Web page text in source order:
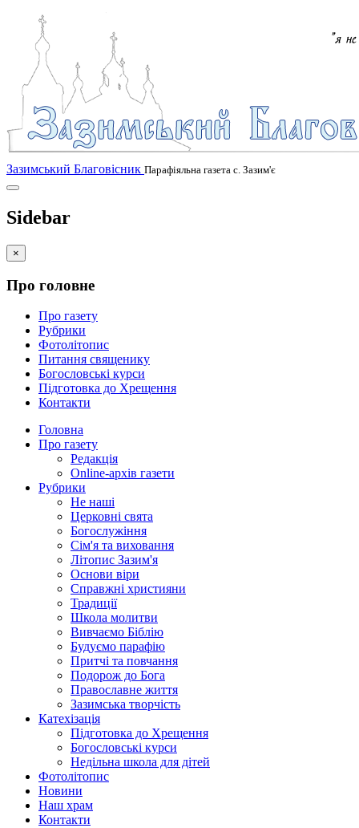
Зазимський Благовісник Парафіяльна газета с. Зазим'є
Sidebar
×
Про головне
Про газету
Рубрики
Фотолітопис
Питання священику
Богословські курси
Підготовка до Хрещення
Контакти
Головна
Про газету
Редакція
Online-архів газети
Рубрики
Не наші
Церковні свята
Богослужіння
Сім'я та виховання
Літопис Зазим'я
Основи віри
Справжні християни
Традиції
Школа молитви
Вивчаємо Біблію
Будуємо парафію
Притчі та повчання
Подорож до Бога
Православне життя
Зазимська творчість
Катехізація
Підготовка до Хрещення
Богословські курси
Недільна школа для дітей
Фотолітопис
Новини
Наш храм
Контакти